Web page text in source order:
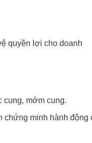
quyền lợi cho doanh
cung, mớm cung.
chứng minh hành động